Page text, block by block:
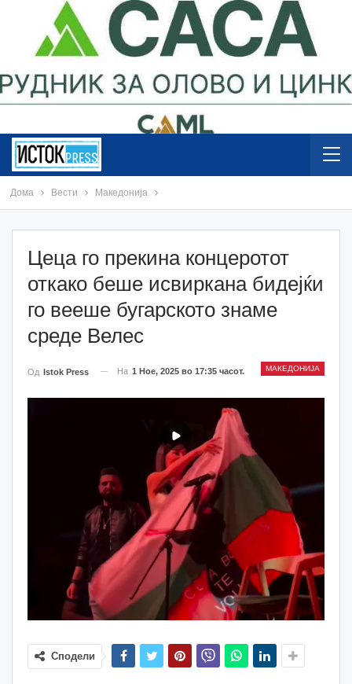
Дома Вести Македонија
Цеца го прекина концеротот
откако беше исвиркана бидејќи
го вееше бугарското знаме
среде Велес
МАКЕДОНИЈА
Од Istok Press На 1 Ное, 2025 во 17:35 часот.
Сподели